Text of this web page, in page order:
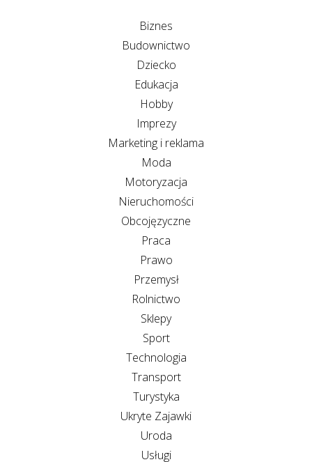
Biznes
Budownictwo
Dziecko
Edukacja
Hobby
Imprezy
Marketing i reklama
Moda
Motoryzacja
Nieruchomości
Obcojęzyczne
Praca
Prawo
Przemysł
Rolnictwo
Sklepy
Sport
Technologia
Transport
Turystyka
Ukryte Zajawki
Uroda
Usługi